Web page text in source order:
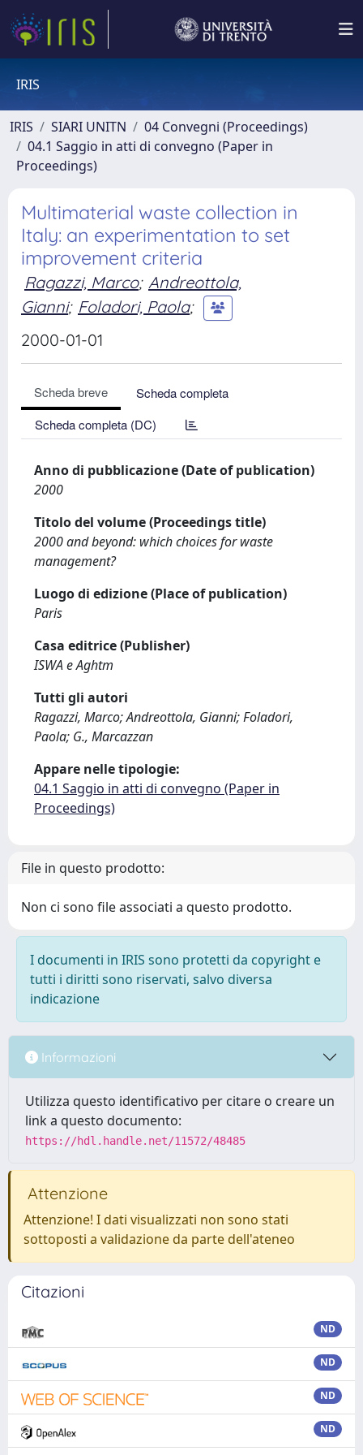
IRIS
IRIS SIARI UNITN
04 Convegni (Proceedings)
04.1 Saggio in atti di convegno (Paper in
Proceedings)
Multimaterial waste collection in
Italy: an experimentation to set
improvement criteria
Ragazzi, Marco; Andreottola,
Gianni; Foladori, Paola;
2000-01-01
Scheda breve
Scheda completa
Scheda completa (DC)
Anno di pubblicazione (Date of publication)
2000
Titolo del volume (Proceedings title)
2000 and beyond: which choices for waste
management?
Luogo di edizione (Place of publication)
Paris
Casa editrice (Publisher)
ISWA e Aghtm
Tutti gli autori
Ragazzi, Marco; Andreottola, Gianni; Foladori,
Paola; G., Marcazzan
Appare nelle tipologie:
04.1 Saggio in atti di convegno (Paper in
Proceedings)
File in questo prodotto:
Non ci sono file associati a questo prodotto.
I documenti in IRIS sono protetti da copyright e
tutti i diritti sono riservati, salvo diversa
indicazione
Informazioni
Utilizza questo identificativo per citare o creare un
link a questo documento:
https://hdl.handle.net/11572/48485
Attenzione
Attenzione! I dati visualizzati non sono stati
sottoposti a validazione da parte dell'ateneo
Citazioni
ND
ND
ND
ND